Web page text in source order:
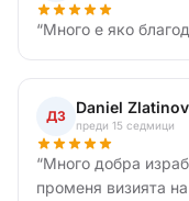
“Много е яко
ДЗ Daniel Zlatinov
преди 15 седмици
“Много добра
променя визията